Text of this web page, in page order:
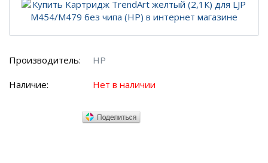
Производитель: HP
Наличие: Нет в наличии